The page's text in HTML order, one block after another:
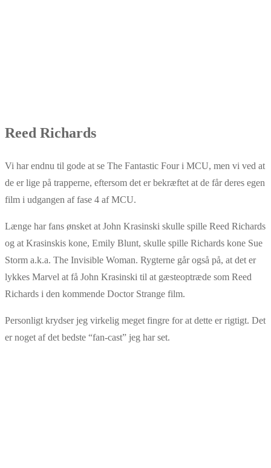
Reed Richards
Vi har endnu til gode at se The Fantastic Four i MCU, men vi ved at
de er lige på trapperne, eftersom det er bekræftet at de får deres egen
film i udgangen af fase 4 af MCU.
Længe har fans ønsket at John Krasinski skulle spille Reed Richards
og at Krasinskis kone, Emily Blunt, skulle spille Richards kone Sue
Storm a.k.a. The Invisible Woman. Rygterne går også på, at det er
lykkes Marvel at få John Krasinski til at gæsteoptræde som Reed
Richards i den kommende Doctor Strange film.
Personligt krydser jeg virkelig meget fingre for at dette er rigtigt. Det
er noget af det bedste “fan-cast” jeg har set.